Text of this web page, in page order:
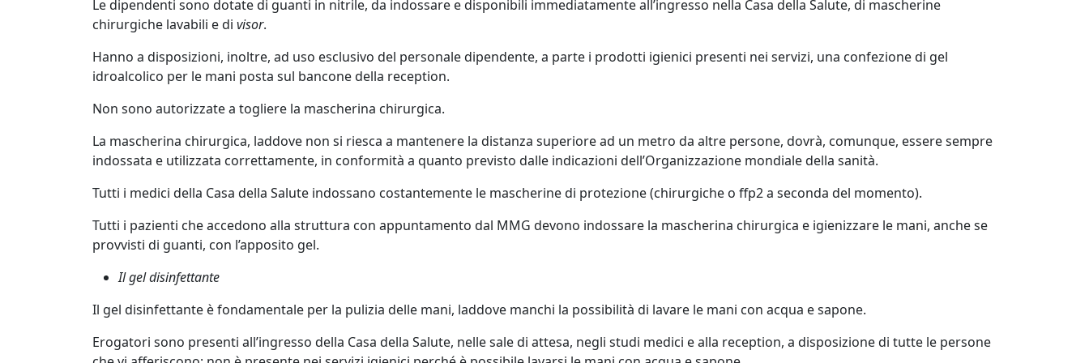
Le dipendenti sono dotate di guanti in nitrile, da indossare e disponibili immediatamente all’ingresso nella Casa della Salute, di mascherine
chirurgiche lavabili e di visor.
Hanno a disposizioni, inoltre, ad uso esclusivo del personale dipendente, a parte i prodotti igienici presenti nei servizi, una confezione di gel
idroalcolico per le mani posta sul bancone della reception.
Non sono autorizzate a togliere la mascherina chirurgica.
La mascherina chirurgica, laddove non si riesca a mantenere la distanza superiore ad un metro da altre persone, dovrà, comunque, essere sempre
indossata e utilizzata correttamente, in conformità a quanto previsto dalle indicazioni dell’Organizzazione mondiale della sanità.
Tutti i medici della Casa della Salute indossano costantemente le mascherine di protezione (chirurgiche o ffp2 a seconda del momento).
Tutti i pazienti che accedono alla struttura con appuntamento dal MMG devono indossare la mascherina chirurgica e igienizzare le mani, anche se
provvisti di guanti, con l’apposito gel.
Il gel disinfettante
Il gel disinfettante è fondamentale per la pulizia delle mani, laddove manchi la possibilità di lavare le mani con acqua e sapone.
Erogatori sono presenti all’ingresso della Casa della Salute, nelle sale di attesa, negli studi medici e alla reception, a disposizione di tutte le persone